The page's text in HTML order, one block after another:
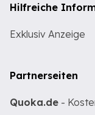
Hilfreiche
Exklusiv Anzeige
Partnerseiten
Quoka.de -